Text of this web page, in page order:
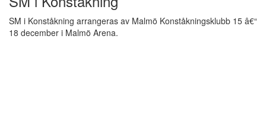
SM i Konståkning arrangeras av Malmö Konståkningsklubb 15 â€“
18 december i Malmö Arena.